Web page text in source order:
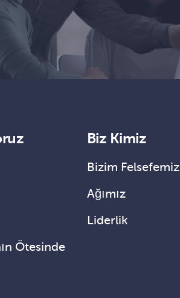
Ötesinde
Biz Kimiz
Bizim Felsefemiz
Ağımız
Liderlik